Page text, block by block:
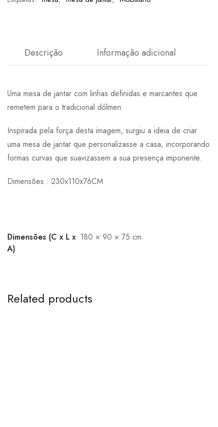
Descrição Informação adicional
Uma mesa de jantar com linhas definidas e marcantes que
remetem para o tradicional dólmen.
Inspirada pela força desta imagem, surgiu a ideia de criar
uma mesa de jantar que personalizasse a casa, incorporando
formas curvas que suavizassem a sua presença imponente.
Dimensões : 230x110x76CM
Dimensões (C x L x
A)
180 × 90 × 75 cm
Related products